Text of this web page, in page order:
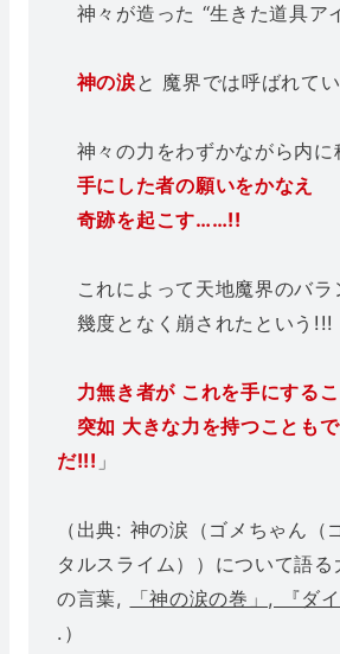
神々が造った “生きた道具ア
神の涙と 魔界では呼ばれて
神々の力をわずかながら内に
手にした者の願いをかなえ
奇跡を起こす……!!
これによって天地魔界のバラ
幾度となく崩されたという!!!
力無き者が これを手にする
突如 大きな力を持つことも
だ!!! 」
（出典: 神の涙（ゴメちゃん（
タルスライム））について語る
の言葉,
「神の涙の巻」, 『ダ
.）